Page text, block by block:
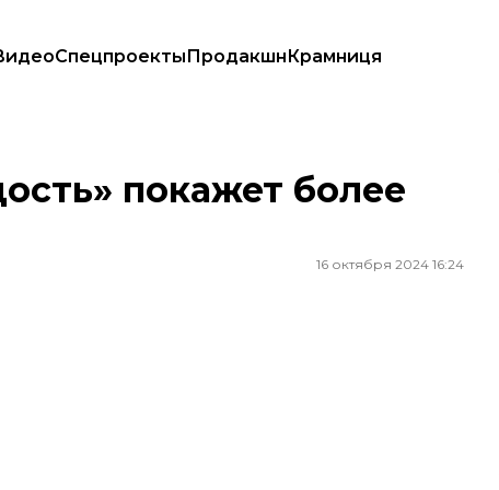
СпецпроектыПродакшнКрамниця
покажет более
16 октября 2024 16:24